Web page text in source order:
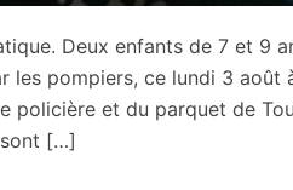
Deux enfants de 7 et 9
les pompiers, ce lundi 3 août
policière et du parquet de
[…]